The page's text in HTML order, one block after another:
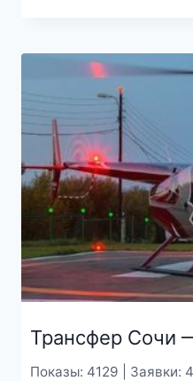
Трансфер Сочи
Показы: 4129 | Заявки: